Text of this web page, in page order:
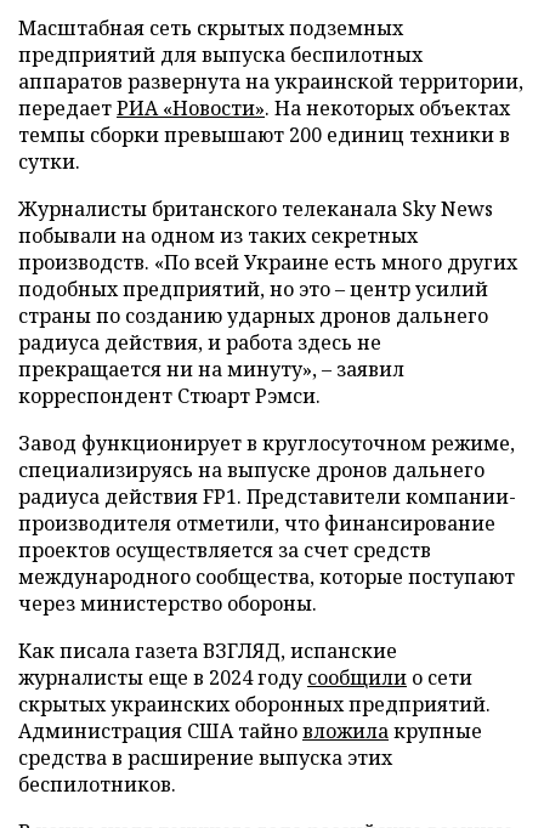
Масштабная сеть скрытых подземных
предприятий для выпуска беспилотных
аппаратов развернута на украинской территории,
передаетРИА «Новости». На некоторых объектах
темпы сборки превышают 200 единиц техники в
сутки.
Журналисты британского телеканала Sky News
побывали на одном из таких секретных
производств. «По всей Украине есть много других
подобных предприятий, но это – центр усилий
страны по созданию ударных дронов дальнего
радиуса действия, и работа здесь не
прекращается ни на минуту», – заявил
корреспондент Стюарт Рэмси.
Завод функционирует в круглосуточном режиме,
специализируясь на выпуске дронов дальнего
радиуса действия FP1. Представители компании-
производителя отметили, что финансирование
проектов осуществляется за счет средств
международного сообщества, которые поступают
через министерство обороны.
Как писала газета ВЗГЛЯД, испанские
журналисты еще в 2024 годусообщили о сети
скрытых украинских оборонных предприятий.
Администрация США тайновложилакрупные
средства в расширение выпуска этих
беспилотников.